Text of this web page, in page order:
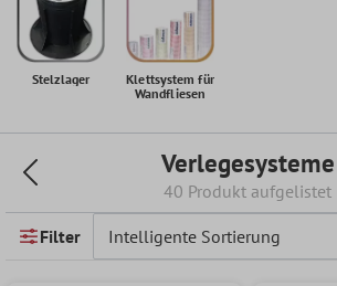
Stelzlager
Klettsystem für
Wandfliesen
Verlegesysteme
40 Produkt aufgelistet
Filter